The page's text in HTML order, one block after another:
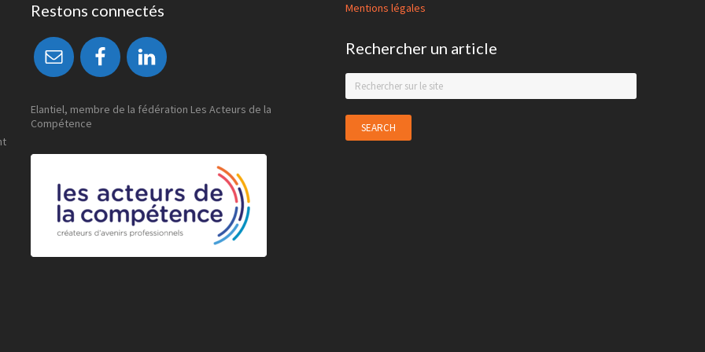
Restons connectés
Elantiel, membre de la fédération Les Acteurs de la
Compétence
Mentions légales
Rechercher un article
Search
this